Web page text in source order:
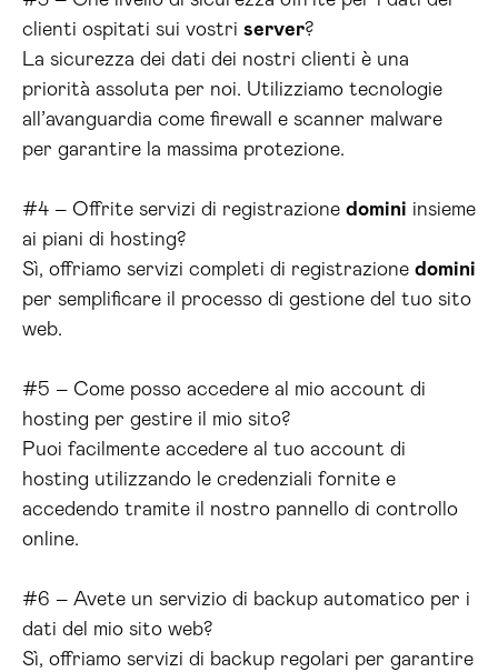
clienti ospitati sui vostri server?
La sicurezza dei dati dei nostri clienti è una
priorità assoluta per noi. Utilizziamo tecnologie
all’avanguardia come firewall e scanner malware
per garantire la massima protezione.
#4 – Offrite servizi di registrazione domini insieme
ai piani di hosting?
Sì, offriamo servizi completi di registrazione domini
per semplificare il processo di gestione del tuo sito
web.
#5 – Come posso accedere al mio account di
hosting per gestire il mio sito?
Puoi facilmente accedere al tuo account di
hosting utilizzando le credenziali fornite e
accedendo tramite il nostro pannello di controllo
online.
#6 – Avete un servizio di backup automatico per i
dati del mio sito web?
Sì, offriamo servizi di backup regolari per garantire